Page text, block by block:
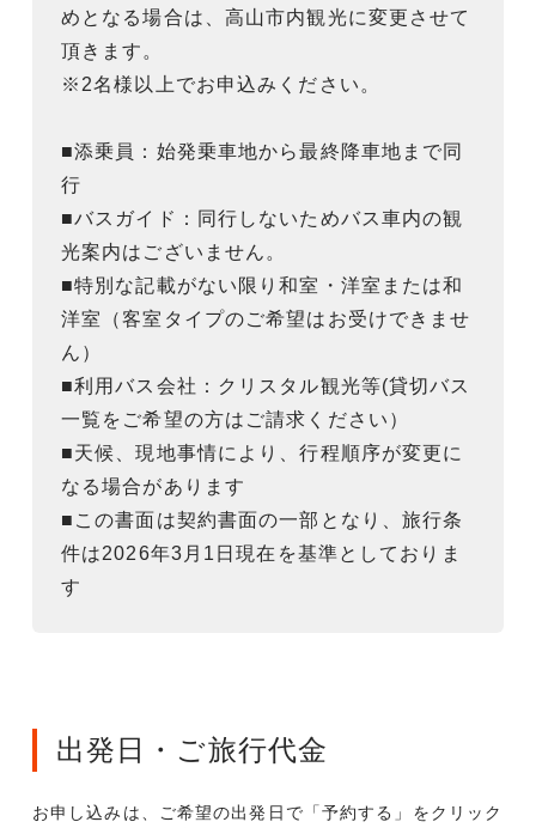
めとなる場合は、高山市内観光に変更させて
頂きます。
※2名様以上でお申込みください。
■添乗員：始発乗車地から最終降車地まで同
行
■バスガイド：同行しないためバス車内の観
光案内はございません。
■特別な記載がない限り和室・洋室または和
洋室（客室タイプのご希望はお受けできませ
ん）
■利用バス会社：クリスタル観光等(貸切バス
一覧をご希望の方はご請求ください）
■天候、現地事情により、行程順序が変更に
なる場合があります
■この書面は契約書面の一部となり、旅行条
件は2026年3月1日現在を基準としておりま
す
出発日・ご旅行代金
お申し込みは、ご希望の出発日で「予約する」をクリック